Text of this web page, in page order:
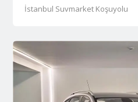
İstanbul Suvmarket Koşuyolu